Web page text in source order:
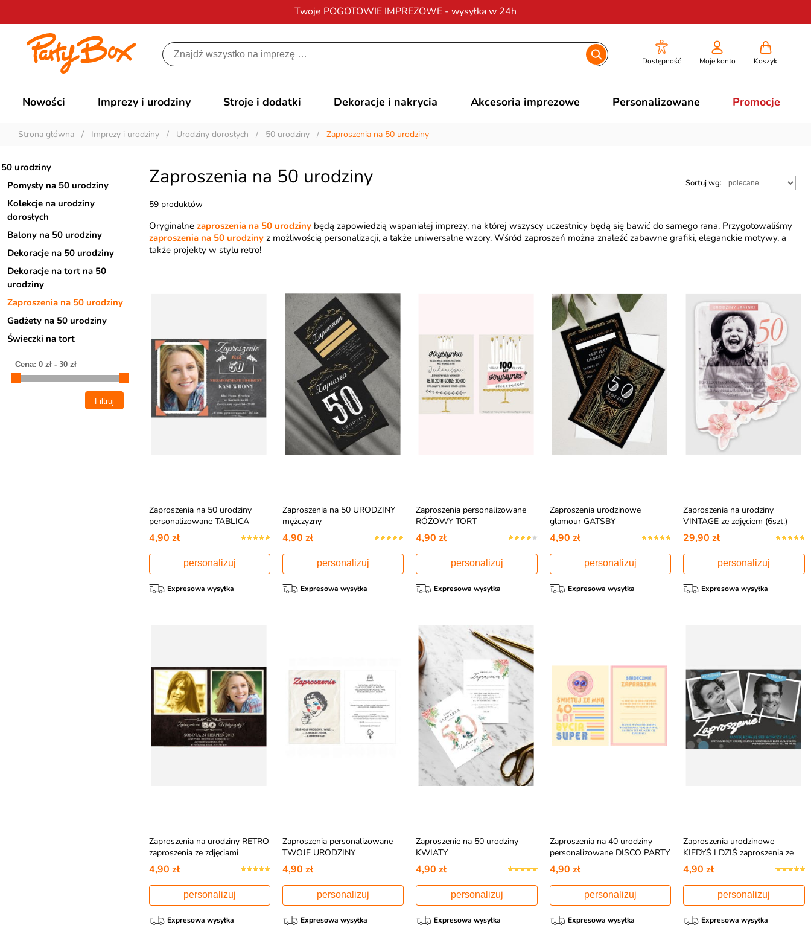
Twoje POGOTOWIE IMPREZOWE - wysyłka w 24h
Darmowa dostawana zamówienia od 200 zł
Dostępność Moje konto Koszyk
Nowości Imprezy i urodziny Stroje i dodatki Dekoracje i nakrycia Akcesoria imprezowe Personalizowane Promocje
Strona główna / Imprezy i urodziny / Urodziny dorosłych / 50 urodziny / Zaproszenia na 50 urodziny
Zaproszenia na 50 urodziny
59 produktów
Sortuj wg:
Oryginalne zaproszenia na 50 urodzinybędą zapowiedzią wspaniałej imprezy, na której wszyscy uczestnicy będą się bawić do samego rana. Przygotowaliśmy
zaproszenia na 50 urodzinyz możliwością personalizacji, a także uniwersalne wzory. Wśród zaproszeń można znaleźć zabawne grafiki, eleganckie motywy, a
także projekty w stylu retro!
Zaproszenia na 50 urodziny
personalizowane TABLICA
FOTO
4,90 zł
personalizuj
Expresowa wysyłka
Zaproszenia na 50 URODZINY
mężczyzny
4,90 zł
personalizuj
Expresowa wysyłka
Zaproszenia personalizowane
RÓŻOWY TORT
4,90 zł
personalizuj
Expresowa wysyłka
Zaproszenia urodzinowe
glamour GATSBY
personalizowane
4,90 zł
personalizuj
Expresowa wysyłka
Zaproszenia na urodziny
VINTAGE ze zdjęciem (6szt.)
29,90 zł
personalizuj
Expresowa wysyłka
Zaproszenia na urodziny RETRO
zaproszenia ze zdjęciami
4,90 zł
personalizuj
Expresowa wysyłka
Zaproszenia personalizowane
TWOJE URODZINY
4,90 zł
personalizuj
Expresowa wysyłka
Zaproszenie na 50 urodziny
KWIATY
4,90 zł
personalizuj
Expresowa wysyłka
Zaproszenia na 40 urodziny
personalizowane DISCO PARTY
4,90 zł
personalizuj
Expresowa wysyłka
Zaproszenia urodzinowe
KIEDYŚ I DZIŚ zaproszenia ze
zdjęciami
4,90 zł
personalizuj
Expresowa wysyłka
50 urodziny
Pomysły na 50 urodziny
Kolekcje na urodziny
dorosłych
Balony na 50 urodziny
Dekoracje na 50 urodziny
Dekoracje na tort na 50
urodziny
Zaproszenia na 50 urodziny
Gadżety na 50 urodziny
Świeczki na tort